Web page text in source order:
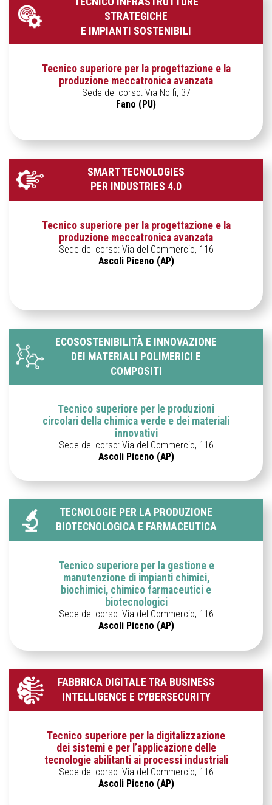
STRATEGICHE
E IMPIANTI SOSTENIBILI
Tecnico superiore per la progettazione e la
produzione meccatronica avanzata
Sede del corso: Via Nolfi, 37
Fano (PU)
SMART TECNOLOGIES
PER INDUSTRIES 4.0
Tecnico superiore per la progettazione e la
produzione meccatronica avanzata
Sede del corso: Via del Commercio, 116
Ascoli Piceno (AP)
ECOSOSTENIBILITÀ E INNOVAZIONE
DEI MATERIALI POLIMERICI E
COMPOSITI
Tecnico superiore per le produzioni
circolari della chimica verde e dei materiali
innovativi
Sede del corso: Via del Commercio, 116
Ascoli Piceno (AP)
TECNOLOGIE PER LA PRODUZIONE
BIOTECNOLOGICA E FARMACEUTICA
Tecnico superiore per la gestione e
manutenzione di impianti chimici,
biochimici, chimico farmaceutici e
biotecnologici
Sede del corso: Via del Commercio, 116
Ascoli Piceno (AP)
FABBRICA DIGITALE TRA BUSINESS
INTELLIGENCE E CYBERSECURITY
Tecnico superiore per la digitalizzazione
dei sistemi e per l’applicazione delle
tecnologie abilitanti ai processi industriali
Sede del corso: Via del Commercio, 116
Ascoli Piceno (AP)